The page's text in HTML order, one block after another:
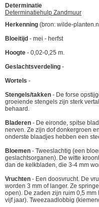
Determinatie
Determinatiehulp Zandmuur
Herkenning (bron: wilde-
Bloeitijd - mei - herfst
Hoogte - 0,02-0,25 m.
Geslachtsverdeling -
Wortels -
Stengels/takken - De forse
groeiende stengels zijn sterk
behaard.
Bladeren - De eironde, spitse
nerven. Ze zijn dof donkergroen
onderste blaadjes hebben een
Bloemen - Tweeslachtig (een
geslachtsorganen). De witte
dan de kelkbladen, die 3-4 mm
Vruchten - Een doosvrucht. De
worden 3 mm of langer. Ze
open). De zaden zijn ruim 0,5
vijf jaar). Tweezaadlobbig